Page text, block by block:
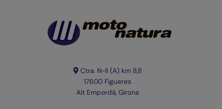
Ctra. N-II (A) km 8,8
17600 Figueres
Alt Empordà, Girona